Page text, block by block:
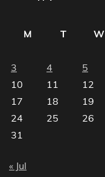
M
T W
3
4 5
10
11 12
17
18 19
24
25 26
31
« Jul